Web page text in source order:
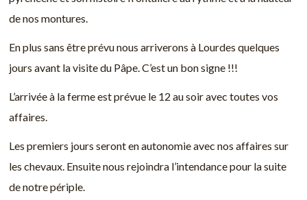
de nos montures.
En plus sans être prévu nous arriverons à Lourdes quelques
jours avant la visite du Pâpe. C’est un bon signe !!!
L’arrivée à la ferme est prévue le 12 au soir avec toutes vos
affaires.
Les premiers jours seront en autonomie avec nos affaires sur
les chevaux. Ensuite nous rejoindra l’intendance pour la suite
de notre périple.